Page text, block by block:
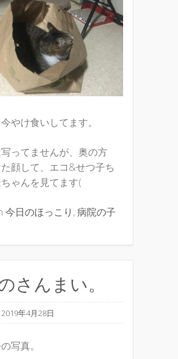
やけ食いしてます。
ってませんが、奥の方
顔して、エコ&せつ子ち
ゃんを見てます(
今日のほっこり ,病院の子
さんまい。
2019年4月28日
写真。